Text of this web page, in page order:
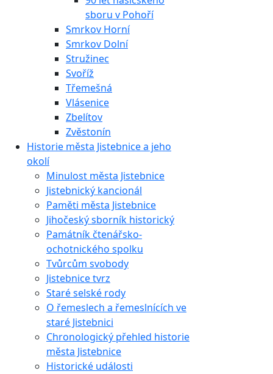
sboru v Pohoří
Smrkov Horní
Smrkov Dolní
Stružinec
Svoříž
Třemešná
Vlásenice
Zbelítov
Zvěstonín
Historie města Jistebnice a jeho
okolí
Minulost města Jistebnice
Jistebnický kancionál
Paměti města Jistebnice
Jihočeský sborník historický
Památník čtenářsko-
ochotnického spolku
Tvůrcům svobody
Jistebnice tvrz
Staré selské rody
O řemeslech a řemeslnících ve
staré Jistebnici
Chronologický přehled historie
města Jistebnice
Historické události